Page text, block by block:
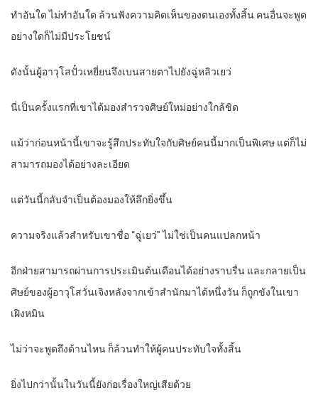
ทำอันใด ไม่ทำอันใด ล้วนฟังความคิดเห็นของตนเองทั้งสิ้น คนอื่นจะพูด
อย่างใดก็ไม่มีประโยชน์
ดังนั้นผู้อาวุโสปั๋วเหยี่ยนจึงเบนสายตาไปยังฉู่หลิวเยว่
นี่เป็นครั้งแรกที่เขาได้มองสำรวจศิษย์ใหม่อย่างใกล้ชิด
แม้ว่าก่อนหน้านี้เขาจะรู้สึกประทับใจกับศิษย์คนนี้มากเป็นพิเศษ แต่ก็ไม่
สามารถมองได้อย่างละเอียด
แต่วันนี้กลับจำเป็นต้องมองให้ลึกยิ่งขึ้น
ความจริงแล้วสำหรับเขาชื่อ “ฉู่เยว่” ไม่ใช่เป็นคนแปลกหน้า
อีกฝ่ายสามารถผ่านการประเมินต้นเดือนได้อย่างราบรื่น และกลายเป็น
ศิษย์ของผู้อาวุโสวั่นเจิงหลังจากเข้าสำนักมาได้หนึ่งวัน ก็ถูกขังในเขา
เฝิงหมิน
ไม่ว่าจะพูดถึงด้านไหน ก็ล้วนทำให้ผู้คนประทับใจทั้งสิ้น
ยิ่งไปกว่านั้นในวันนี้ยังก่อเรื่องใหญ่เสียด้วย